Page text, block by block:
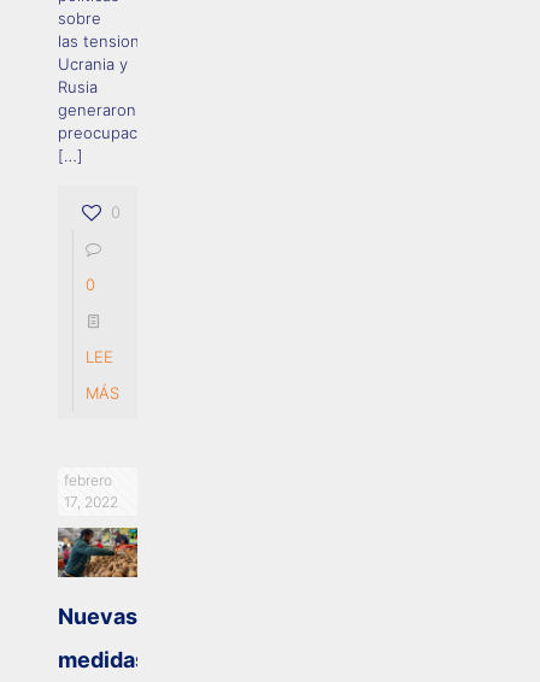
sobre
las tensiones entre
Ucrania y
Rusia
generaron
preocupaciones
[…]
0
0
LEE
MÁS
febrero
17, 2022
Nuevas
medidas